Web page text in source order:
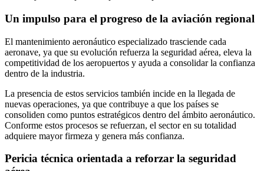
Un impulso para el progreso de la aviación regional
El mantenimiento aeronáutico especializado trasciende cada
aeronave, ya que su evolución refuerza la seguridad aérea, eleva la
competitividad de los aeropuertos y ayuda a consolidar la confianza
dentro de la industria.
La presencia de estos servicios también incide en la llegada de
nuevas operaciones, ya que contribuye a que los países se
consoliden como puntos estratégicos dentro del ámbito aeronáutico.
Conforme estos procesos se refuerzan, el sector en su totalidad
adquiere mayor firmeza y genera más confianza.
Pericia técnica orientada a reforzar la seguridad